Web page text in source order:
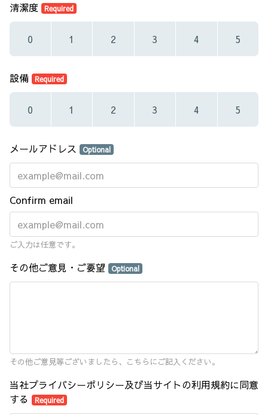
清潔度 Required
0 1 2 3 4 5
設備 Required
0 1 2 3 4 5
メールアドレス Optional
Confirm email
ご入力は任意です。
その他ご意見・ご要望 Optional
その他ご意見等ございましたら、こちらにご記入ください。
当社プライバシーポリシー及び当サイトの利用規約に同意
する
Required